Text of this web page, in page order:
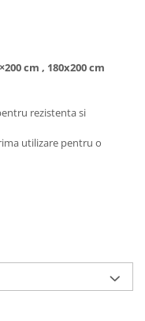
cm , 180x200 cm
rezistenta si
utilizare pentru o